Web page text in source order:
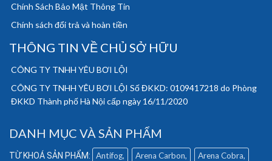
Chính Sách Bảo Mật Thông Tin
Chính sách đổi trả và hoàn tiền
THÔNG TIN VỀ CHỦ SỞ HỮU
CÔNG TY TNHH YÊU BƠI LỘI
CÔNG TY TNHH YÊU BƠI LỘI Số ĐKKD: 0109417218 do Phòng
ĐKKD Thành phố Hà Nội cấp ngày 16/11/2020
DANH MỤC VÀ SẢN PHẨM
Antifog Arena Carbon Arena Cobra